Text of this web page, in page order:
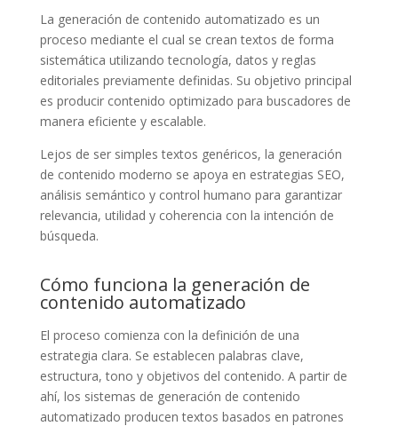
La generación de contenido automatizado es un
proceso mediante el cual se crean textos de forma
sistemática utilizando tecnología, datos y reglas
editoriales previamente definidas. Su objetivo principal
es producir contenido optimizado para buscadores de
manera eficiente y escalable.
Lejos de ser simples textos genéricos, la generación
de contenido moderno se apoya en estrategias SEO,
análisis semántico y control humano para garantizar
relevancia, utilidad y coherencia con la intención de
búsqueda.
Cómo funciona la generación de
contenido automatizado
El proceso comienza con la definición de una
estrategia clara. Se establecen palabras clave,
estructura, tono y objetivos del contenido. A partir de
ahí, los sistemas de generación de contenido
automatizado producen textos basados en patrones